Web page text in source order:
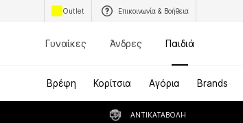
Outlet Επικοινωνία & Βοήθεια
Γυναίκες Άνδρες Παιδιά
Βρέφη Κορίτσια Αγόρια Brands
ΑΝΤΙΚΑΤΑΒΟΛΉ